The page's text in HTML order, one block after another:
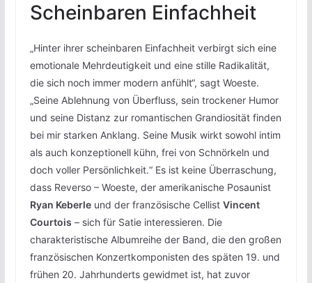
Scheinbaren Einfachheit
„Hinter ihrer scheinbaren Einfachheit verbirgt sich eine
emotionale Mehrdeutigkeit und eine stille Radikalität,
die sich noch immer modern anfühlt“, sagt Woeste.
„Seine Ablehnung von Überfluss, sein trockener Humor
und seine Distanz zur romantischen Grandiosität finden
bei mir starken Anklang. Seine Musik wirkt sowohl intim
als auch konzeptionell kühn, frei von Schnörkeln und
doch voller Persönlichkeit.“ Es ist keine Überraschung,
dass Reverso – Woeste, der amerikanische Posaunist
Ryan Keberleund der französische Cellist Vincent
Courtois – sich für Satie interessieren. Die
charakteristische Albumreihe der Band, die den großen
französischen Konzertkomponisten des späten 19. und
frühen 20. Jahrhunderts gewidmet ist, hat zuvor